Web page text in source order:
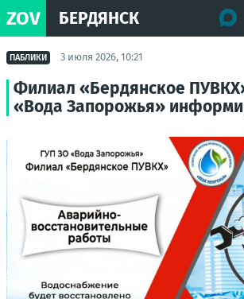
ZOV БЕРДЯНСК
ПАБЛИКИ 3 июля 2026, 10:21
Филиал «Бердянское
«Вода Запорожья»